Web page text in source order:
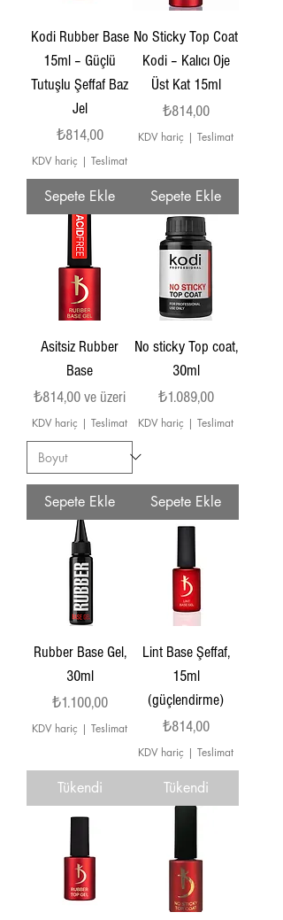
Kodi Rubber Base
15ml – Güçlü
Tutuşlu Şeffaf Baz
Jel
Fiyat
₺814,00
KDV hariç | Teslimat
Sepete Ekle
No Sticky Top Coat
Kodi – Kalıcı Oje
Üst Kat 15ml
Fiyat
₺814,00
KDV hariç | Teslimat
Sepete Ekle
Asitsiz Rubber
Base
₺814,00ve üzeri
İndirimli Fiyat
KDV hariç | Teslimat
Sepete Ekle
No sticky Top coat,
30ml
Fiyat
₺1.089,00
KDV hariç | Teslimat
Sepete Ekle
Rubber Base Gel,
30ml
Fiyat
₺1.100,00
KDV hariç | Teslimat
Tükendi
Lint Base Şeffaf,
15ml
(güçlendirme)
Fiyat
₺814,00
KDV hariç | Teslimat
Tükendi